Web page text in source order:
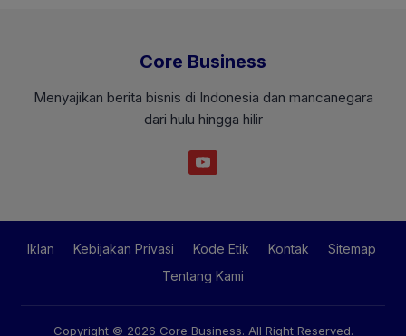
Core Business
Menyajikan berita bisnis di Indonesia dan mancanegara
dari hulu hingga hilir
Iklan Kebijakan Privasi Kode Etik Kontak
Sitemap
Tentang Kami
Copyright © 2026 Core Business. All Right Reserved.